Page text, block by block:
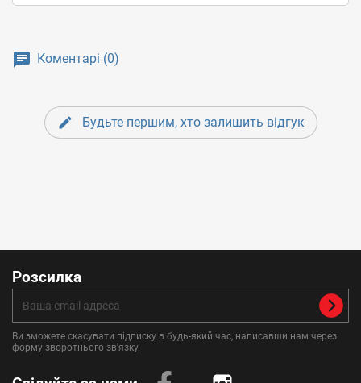
Коментарі (0)
Будьте першим, хто залишить відгук
Розсилка
Ви зможете скасувати підписку в будь-який час, написавши нам через
форму зворотнього зв'язку.